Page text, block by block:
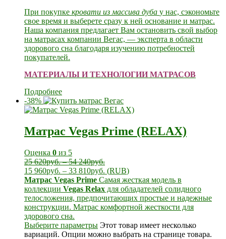
При покупке кровати из массива дуба у нас, сэкономьте
свое время и выберете сразу к ней основание и матрас.
Наша компания предлагает Вам остановить свой выбор
на матрасах компании Вегас, — эксперта в области
здорового сна благодаря изучению потребностей
покупателей.
МАТЕРИАЛЫ И ТЕХНОЛОГИИ МАТРАСОВ
Подробнее
-38%
Матрас Vegas Prime (RELAX)
Оценка 0 из 5
25 620руб.–54 240руб.
15 960руб. – 33 810руб. (RUB)
Матрас Vegas Prime Самая жесткая модель в
коллекции Vegas Relax для обладателей солидного
телосложения, предпочитающих простые и надежные
конструкции. Матрас комфортной жесткости для
здорового сна.
Выберите параметры Этот товар имеет несколько
вариаций. Опции можно выбрать на странице товара.